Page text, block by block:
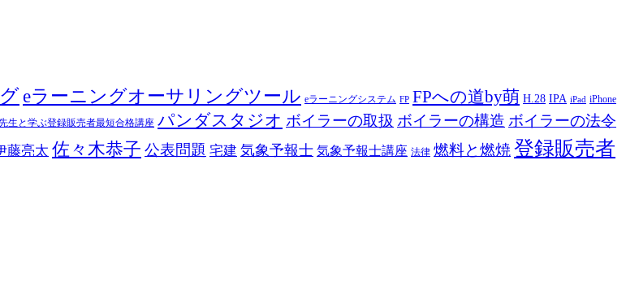
eラーニングオーサリングツール eラーニングシステム FP FPへの道by萌 H.28 IPA iPad iPhone
生と学ぶ登録販売者最短合格講座 パンダスタジオ ボイラーの取扱 ボイラーの構造 ボイラーの法令
藤亮太 佐々木恭子 公表問題 宅建 気象予報士 気象予報士講座 法律 燃料と燃焼 登録販売者